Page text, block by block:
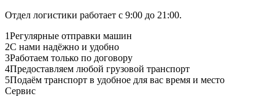
Отдел логистики работает с 9:00 до 21:00.
1Регулярные отправки машин
2С нами надёжно и удобно
3Работаем только по договору
4Предоставляем любой грузовой транспорт
5Подаём транспорт в удобное для вас время и место
Сервис